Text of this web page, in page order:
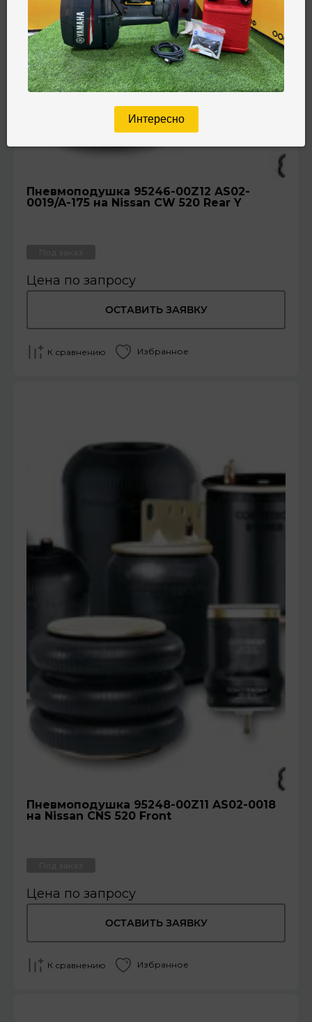
Пневмоподушка 95246-00Z12 AS02-
0019/A-175 на Nissan CW 520 Rear Y
Цена по запросу
ОСТАВИТЬ ЗАЯВКУ
К сравнению Избранное
Пневмоподушка 95248-00Z11 AS02-0018
на Nissan CNS 520 Front
Цена по запросу
ОСТАВИТЬ ЗАЯВКУ
К сравнению Избранное
Интересно